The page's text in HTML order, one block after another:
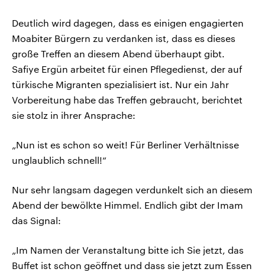
Deutlich wird dagegen, dass es einigen engagierten
Moabiter Bürgern zu verdanken ist, dass es dieses
große Treffen an diesem Abend überhaupt gibt.
Safiye Ergün arbeitet für einen Pflegedienst, der auf
türkische Migranten spezialisiert ist. Nur ein Jahr
Vorbereitung habe das Treffen gebraucht, berichtet
sie stolz in ihrer Ansprache:
„Nun ist es schon so weit! Für Berliner Verhältnisse
unglaublich schnell!“
Nur sehr langsam dagegen verdunkelt sich an diesem
Abend der bewölkte Himmel. Endlich gibt der Imam
das Signal:
„Im Namen der Veranstaltung bitte ich Sie jetzt, das
Buffet ist schon geöffnet und dass sie jetzt zum Essen